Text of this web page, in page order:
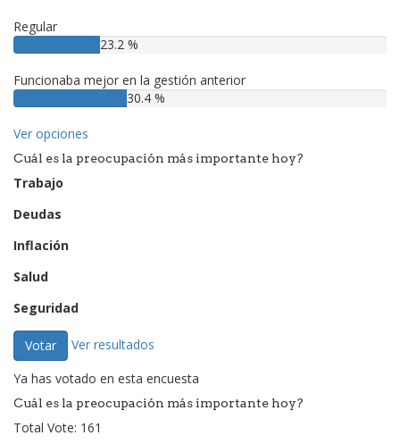
Regular
23.2 %
Funcionaba mejor en la gestión anterior
30.4 %
Ver opciones
Cuál es la preocupación más importante hoy?
Trabajo
Deudas
Inflación
Salud
Seguridad
Votar Ver resultados
Ya has votado en esta encuesta
Cuál es la preocupación más importante hoy?
Total Vote: 161